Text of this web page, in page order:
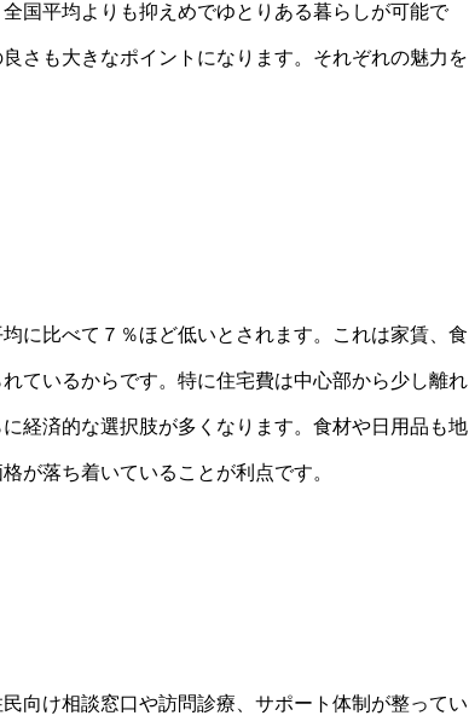
国平均よりも抑えめでゆとりある暮らしが可能で
さも大きなポイントになります。それぞれの魅力を
に比べて７％ほど低いとされます。これは家賃、食
ているからです。特に住宅費は中心部から少し離れ
経済的な選択肢が多くなります。食材や日用品も地
が落ち着いていることが利点です。
向け相談窓口や訪問診療、サポート体制が整ってい